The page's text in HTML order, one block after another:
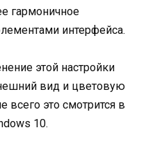
гармоничное
интерфейса.
этой настройки
вид и цветовую
всего это смотрится в
10.